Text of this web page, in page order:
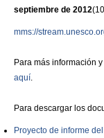
septiembre de 2012
mms://
Para más información
aquí
Para descargar los
Proyecto de informe